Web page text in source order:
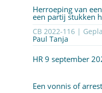
Herroeping van
een partij stukken
CB 2022-
Paul Tanja
HR 9 september
Een vonnis of